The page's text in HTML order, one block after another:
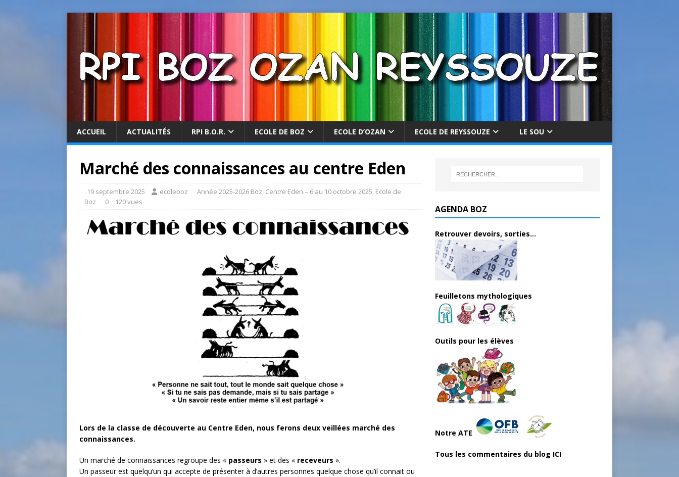
ACCUEIL ACTUALITÉS RPI B.O.R. ECOLE DE BOZ ECOLE D’OZAN ECOLE DE REYSSOUZE LE SOU
Marché des connaissances au centre Eden
19 septembre 2025 ecoleboz Année 2025-2026 Boz, Centre Eden – 6 au 10 octobre 2025, Ecole de
Boz
0 120 vues
Lors de la classe de découverte au Centre Eden, nous ferons deux veillées marché des
connaissances.
Un marché de connaissances regroupe des « passeurs » et des « receveurs ».
Un passeur est quelqu’un qui accepte de présenter à d’autres personnes quelque chose qu’il connait ou
AGENDA BOZ
Retrouver devoirs, sorties...
Feuilletons mythologiques
Outils pour les élèves
Notre ATE
Tous les commentaires du blog ICI